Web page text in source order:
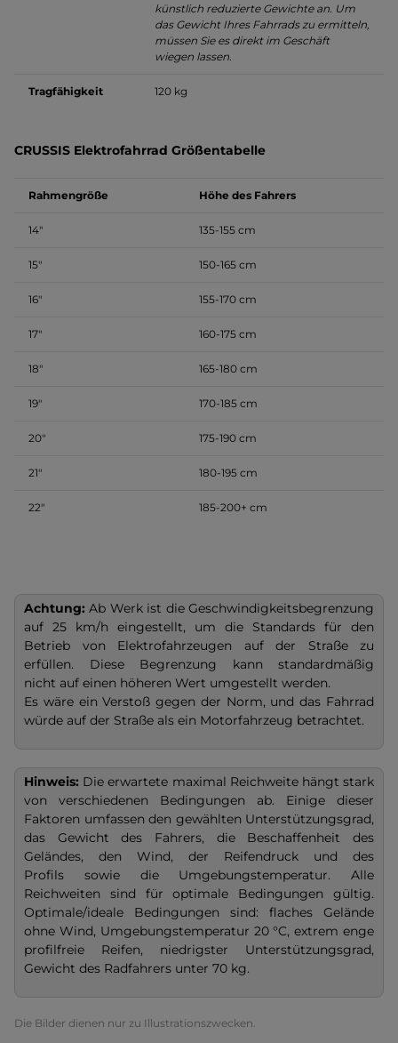
künstlich reduzierte Gewichte an. Um
das Gewicht Ihres Fahrrads zu ermitteln,
müssen Sie es direkt im Geschäft
wiegen lassen.
Tragfähigkeit 120 kg
CRUSSIS Elektrofahrrad Größentabelle
Rahmengröße Höhe des Fahrers
14″ 135-155 cm
15″ 150-165 cm
16″ 155-170 cm
17″ 160-175 cm
18″ 165-180 cm
19″ 170-185 cm
20″ 175-190 cm
21″ 180-195 cm
22″ 185-200+ cm
Achtung: Ab Werk ist die Geschwindigkeitsbegrenzung
auf 25 km/h eingestellt, um die Standards für den
Betrieb von Elektrofahrzeugen auf der Straße zu
erfüllen. Diese Begrenzung kann standardmäßig
nicht auf einen höheren Wert umgestellt werden.
Es wäre ein Verstoß gegen der Norm, und das Fahrrad
würde auf der Straße als ein Motorfahrzeug betrachtet.
Hinweis: Die erwartete maximal Reichweite hängt stark
von verschiedenen Bedingungen ab. Einige dieser
Faktoren umfassen den gewählten Unterstützungsgrad,
das Gewicht des Fahrers, die Beschaffenheit des
Geländes, den Wind, der Reifendruck und des
Profils sowie die Umgebungstemperatur. Alle
Reichweiten sind für optimale Bedingungen gültig.
Optimale/ideale Bedingungen sind: flaches Gelände
ohne Wind, Umgebungstemperatur 20 °C, extrem enge
profilfreie Reifen, niedrigster Unterstützungsgrad,
Gewicht des Radfahrers unter 70 kg.
Die Bilder dienen nur zu Illustrationszwecken.